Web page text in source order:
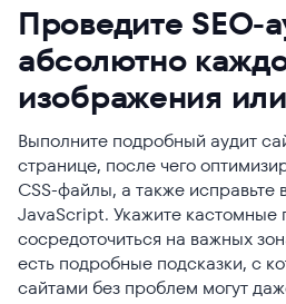
Проведите SEO-
абсолютно
изображения
Выполните подробный аудит
странице, после чего
CSS-файлы, а также
JavaScript. Укажите кастомные
сосредоточиться на важных
есть подробные подсказки, с
сайтами без проблем могут